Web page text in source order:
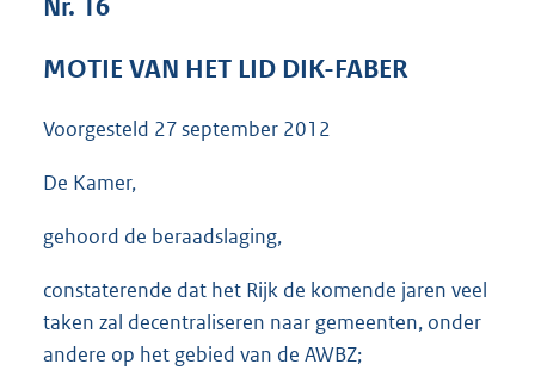
Nr. 16
MOTIE VAN HET LID DIK-FABER
Voorgesteld 27 september 2012
De Kamer,
gehoord de beraadslaging,
constaterende dat het Rijk de komende jaren veel
taken zal decentraliseren naar gemeenten, onder
andere op het gebied van de AWBZ;